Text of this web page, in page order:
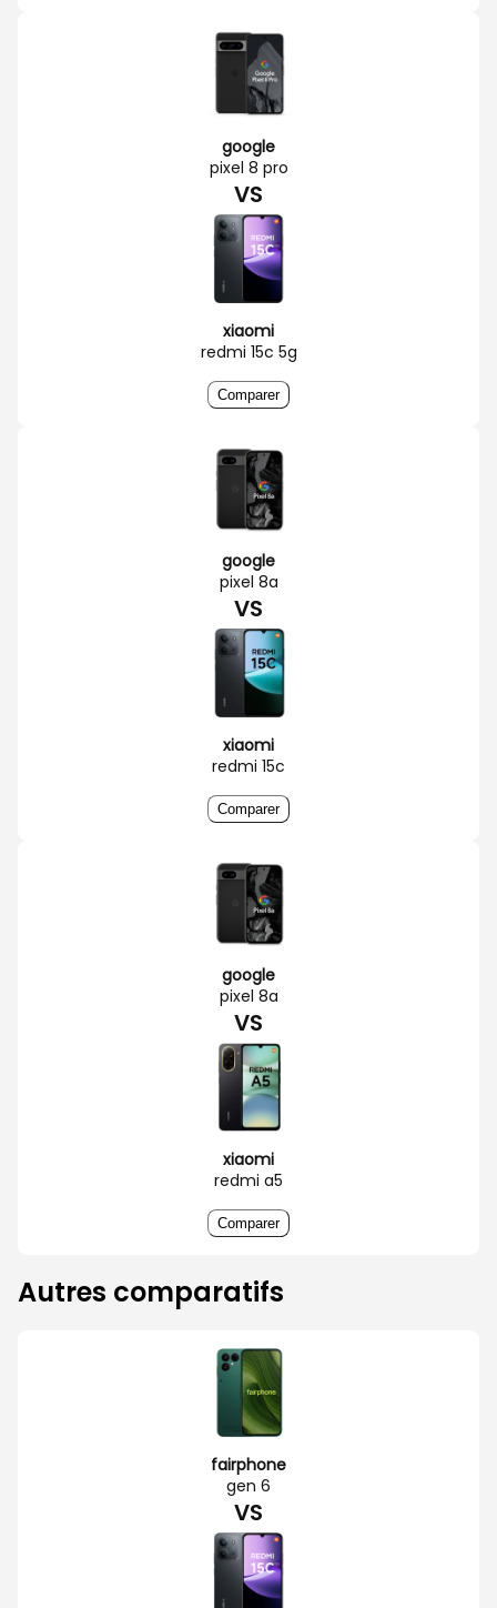
google
pixel 8 pro
VS
xiaomi
redmi 15c 5g
Comparer
google
pixel 8a
VS
xiaomi
redmi 15c
Comparer
google
pixel 8a
VS
xiaomi
redmi a5
Comparer
Autres comparatifs
fairphone
gen 6
VS